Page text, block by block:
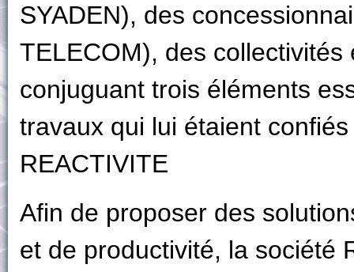
SYADEN), des
TELECOM), des
conjuguant trois éléments
travaux qui lui étaient
REACTIVITE
Afin de proposer des
et de productivité, la société